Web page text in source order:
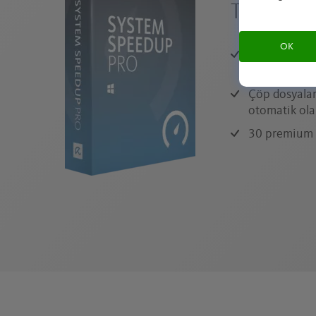
Çöp
otomatik
30 premium
OK